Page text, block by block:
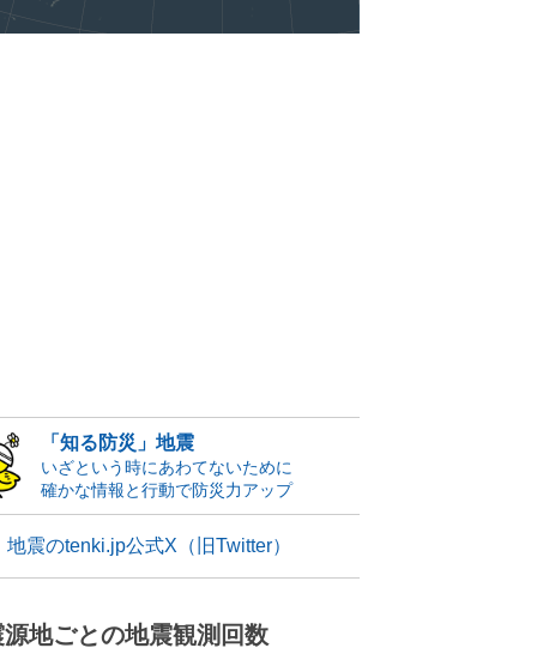
「知る防災」地震
いざという時にあわてないために
確かな情報と行動で防災力アップ
地震のtenki.jp公式X（旧Twitter）
源地ごとの地震観測回数